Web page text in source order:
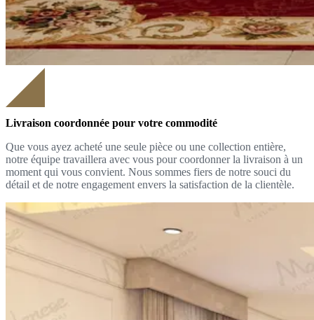
Livraison coordonnée pour votre commodité
Que vous ayez acheté une seule pièce ou une collection entière,
notre équipe travaillera avec vous pour coordonner la livraison à un
moment qui vous convient. Nous sommes fiers de notre souci du
détail et de notre engagement envers la satisfaction de la clientèle.